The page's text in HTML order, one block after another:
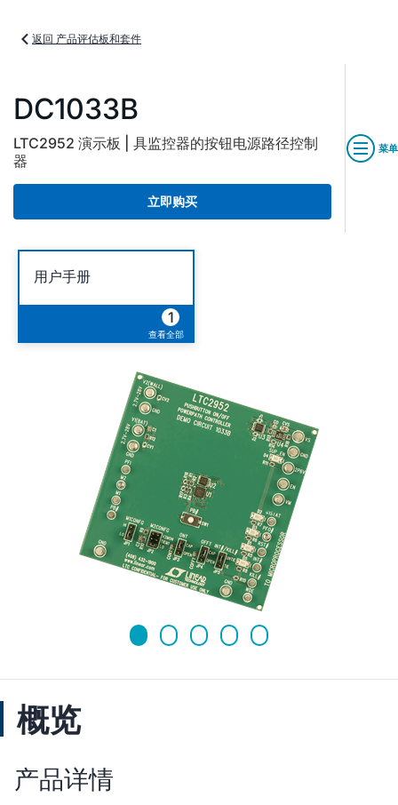
返回 产品评估板和套件
DC1033B
LTC2952 演示板 | 具监控器的按钮电源路径控制
器
立即购买
菜单
用户手册
1
查看全部
概览
产品详情